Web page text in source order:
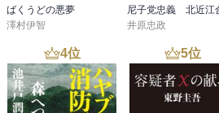
ばくうどの悪夢
澤村伊智
井原忠政
4位 5位